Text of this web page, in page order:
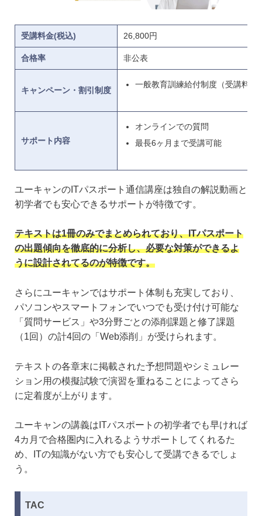
受講料金(税込) 26,800円
合格率 非公表
キャンペーン・割引制度
一般教育訓練給付制度（受講料の
サポート内容
オンラインでの質問
最長6ヶ月まで受講可能
ユーキャンのITパスポート通信講座は独自の解説動画と
初学者でも安心できるサポートが特徴です。
テキストは1冊のみでまとめられており、ITパスポート
の出題傾向を徹底的に分析し、必要な対策ができるよ
うに設計されてるのが特徴です。
さらにユーキャンではサポート体制も充実しており、
パソコンやスマートフォンでいつでも受け付け可能な
「質問サービス」や3分野ごとの添削課題と修了課題
（1回）の計4回の「Web添削」が受けられます。
テキストの各章末に掲載された予想問題やシミュレー
ション用の模擬試験で演習を重ねることによってさら
に定着度が上がります。
ユーキャンの講義はITパスポートの初学者でも早ければ
4カ月で合格圏内に入れるようサポートしてくれるた
め、ITの知識がない方でも安心して受講できるでしょ
う。
TAC